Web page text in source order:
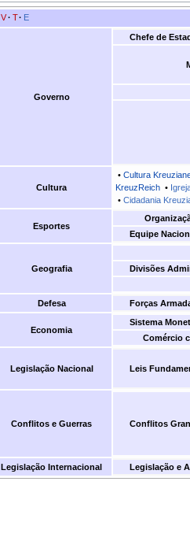
V· T· E
Governo
Chefe de
Cultura
• Cultura
KreuzReich•
• Cidadania
Esportes
Equipe
Geografia Divisões
Defesa Forças
Economia
Sistema
Comércio
Legislação Nacional Leis
Conflitos e Guerras Conflitos
Legislação Internacional Legislação e